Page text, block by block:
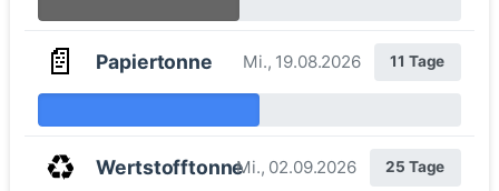
📄 Papiertonne Mi., 19.08.2026 11 Tage
♻️ WertstofftonneMi., 02.09.2026 25 Tage